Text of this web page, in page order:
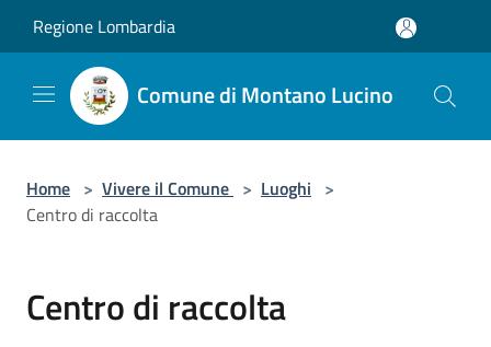
Regione Lombardia
Comune di Montano Lucino
Home > Vivere il Comune > Luoghi >
Centro di raccolta
Centro di raccolta